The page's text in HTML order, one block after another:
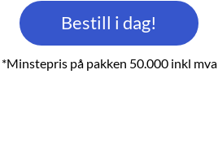
Bestill i dag!
*Minstepris på pakken 50.000 inkl mva